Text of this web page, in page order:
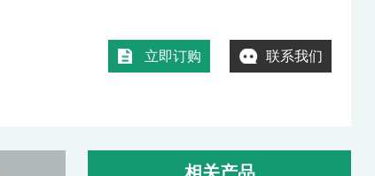
立即订购 联系我们